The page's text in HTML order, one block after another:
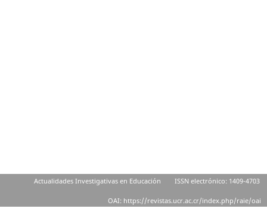
Actualidades Investigativas en Educación ISSN electrónico: 1409-4703
OAI: https://revistas.ucr.ac.cr/index.php/raie/oai